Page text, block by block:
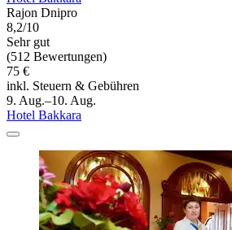
Rajon Dnipro
8,2/10
Sehr gut
(512 Bewertungen)
75 €
inkl. Steuern & Gebühren
9. Aug.–10. Aug.
Hotel Bakkara